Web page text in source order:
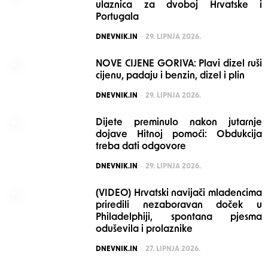
ulaznica za dvoboj Hrvatske i
Portugala
POSTED
DNEVNIK.IN 29. LIPNJA 2026.
NOVE CIJENE GORIVA: Plavi dizel ruši
cijenu, padaju i benzin, dizel i plin
POSTED
DNEVNIK.IN 29. LIPNJA 2026.
Dijete preminulo nakon jutarnje
dojave Hitnoj pomoći: Obdukcija
treba dati odgovore
POSTED
DNEVNIK.IN 29. LIPNJA 2026.
(VIDEO) Hrvatski navijači mladencima
priredili nezaboravan doček u
Philadelphiji, spontana pjesma
oduševila i prolaznike
POSTED
DNEVNIK.IN 27. LIPNJA 2026.